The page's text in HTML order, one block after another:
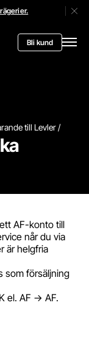
Bli kund
till Levler
AF-konto till
når du via
är helgfria
som försäljning
el. AF -> AF.